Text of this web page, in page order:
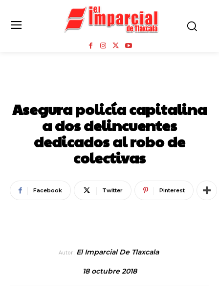
Asegura policía capitalina
a dos delincuentes
dedicados al robo de
colectivas
Facebook Twitter Pinterest
Autor: El Imparcial De Tlaxcala
18 octubre 2018